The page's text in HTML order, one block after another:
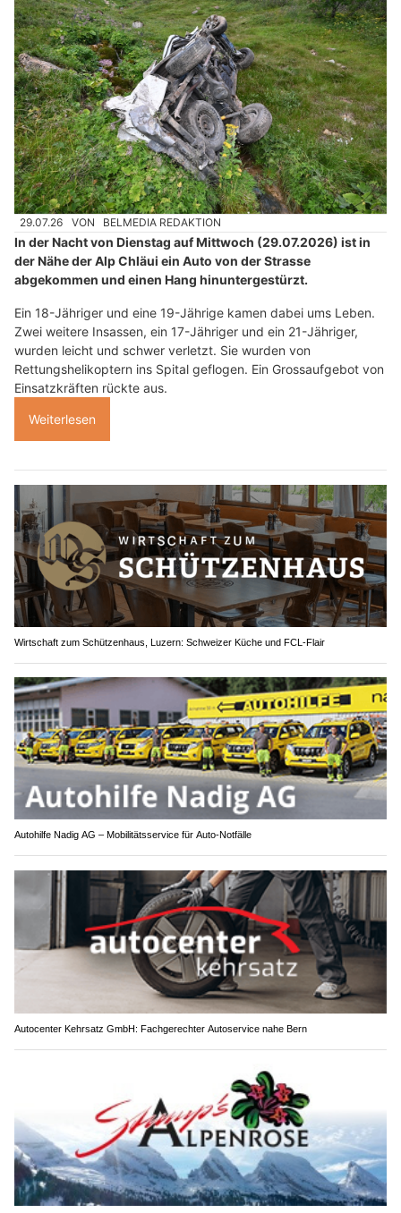
29.07.26 VON BELMEDIA REDAKTION
In der Nacht von Dienstag auf Mittwoch (29.07.2026) ist in
der Nähe der Alp Chläui ein Auto von der Strasse
abgekommen und einen Hang hinuntergestürzt.
Ein 18-Jähriger und eine 19-Jährige kamen dabei ums Leben.
Zwei weitere Insassen, ein 17-Jähriger und ein 21-Jähriger,
wurden leicht und schwer verletzt. Sie wurden von
Rettungshelikoptern ins Spital geflogen. Ein Grossaufgebot von
Einsatzkräften rückte aus.
Weiterlesen
Wirtschaft zum Schützenhaus, Luzern: Schweizer Küche und FCL-Flair
Autohilfe Nadig AG – Mobilitätsservice für Auto‑Notfälle
Autocenter Kehrsatz GmbH: Fachgerechter Autoservice nahe Bern